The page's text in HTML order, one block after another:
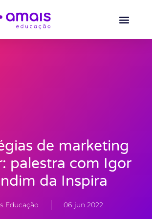
de marketing
palestra com Igor
da Inspira
Educação 06 jun 2022